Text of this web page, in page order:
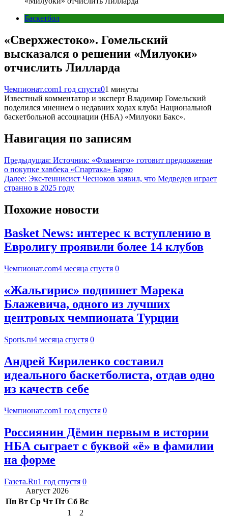
Баскетбол
«Сверхжестоко». Гомельский
высказался о решении «Милуоки»
отчислить Лилларда
Чемпионат.com1 год спустя01 минуты
Известный комментатор и эксперт Владимир Гомельский
поделился мнением о недавних ходах клуба Национальной
баскетбольной ассоциации (НБА) «Милуоки Бакс».
Навигация по записям
Предыдущая: Источник: «Фламенго» готовит предложение
о покупке хавбека «Спартака» Барко
Далее: Экс-теннисист Чесноков заявил, что Медведев играет
странно в 2025 году
Похожие новости
Basket News: интерес к вступлению в
Евролигу проявили более 14 клубов
Чемпионат.com4 месяца спустя 0
«Жальгирис» подпишет Марека
Блажевича, одного из лучших
центровых чемпионата Турции
Sports.ru4 месяца спустя 0
Андрей Кириленко составил
идеального баскетболиста, отдав одно
из качеств себе
Чемпионат.com1 год спустя 0
Россиянин Дёмин первым в истории
НБА сыграет с буквой «ё» в фамилии
на форме
Газета.Ru1 год спустя 0
Август 2026
Пн Вт Ср Чт Пт Сб Вс
1
2